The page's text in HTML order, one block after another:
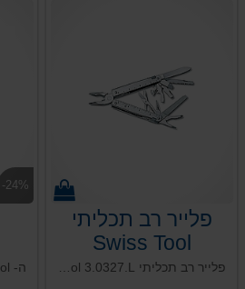
פלייר רב תכליתי
Swiss Tool
3.0327.L
-24%